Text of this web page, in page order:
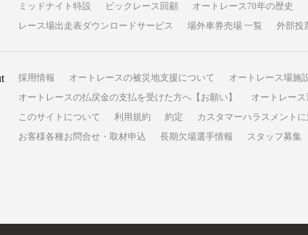
ミッドナイト特設
ビックレース回顧 オートレース70年の歴史
レース場出走表ダウンロードサービス
場外車券売場 一覧 外部投
採用情報 オートレースの被災地支援について
オートレース場施
オートレースの払戻金の支払を受けた方へ【お願い】
オートレー
このサイトについて
利用規約 約定 カスタマーハラスメント
お客様各種お問合せ・取材申込
長期欠場選手情報 スタッフ募集